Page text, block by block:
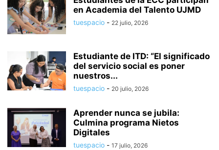
en Academia del Talento UJMD
tuespacio - 22 julio, 2026
Estudiante de ITD: “El significado
del servicio social es poner
nuestros...
tuespacio - 20 julio, 2026
Aprender nunca se jubila:
Culmina programa Nietos
Digitales
tuespacio - 17 julio, 2026